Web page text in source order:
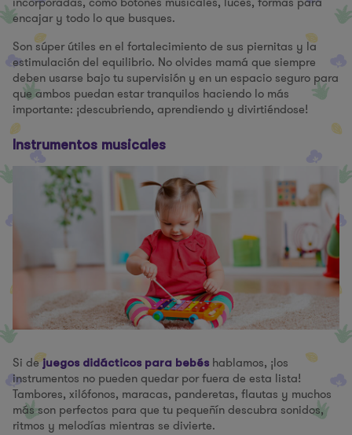
encajar y todo lo que busques.
Son súper útiles en el fortalecimiento de sus piernitas y la
estimulación del equilibrio. No olvides mamá que siempre
deben usarse bajo tu supervisión y en un espacio seguro para
que ambos puedan estar tranquilos haciendo lo más
importante: ¡descubriendo, aprendiendo y divirtiéndose!
Instrumentos musicales
Si dejuegos didácticos para bebés hablamos, ¡los
instrumentos no pueden quedar por fuera de esta lista!
Tambores, xilófonos, maracas, panderetas, flautas y muchos
más son perfectos para que tu pequeñín descubra sonidos,
ritmos y melodías mientras se divierte.